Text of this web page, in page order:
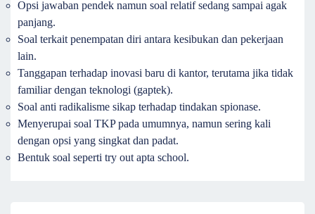
Opsi jawaban pendek namun soal relatif sedang sampai agak
panjang.
Soal terkait penempatan diri antara kesibukan dan pekerjaan
lain.
Tanggapan terhadap inovasi baru di kantor, terutama jika tidak
familiar dengan teknologi (gaptek).
Soal anti radikalisme sikap terhadap tindakan spionase.
Menyerupai soal TKP pada umumnya, namun sering kali
dengan opsi yang singkat dan padat.
Bentuk soal seperti try out apta school.